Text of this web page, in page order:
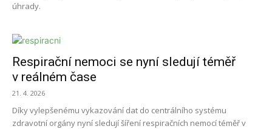
úhrady.
Respirační nemoci se nyní sledují téměř
v reálném čase
21. 4. 2026
Díky vylepšenému vykazování dat do centrálního systému
zdravotní orgány nyní sledují šíření respiračních nemocí téměř v